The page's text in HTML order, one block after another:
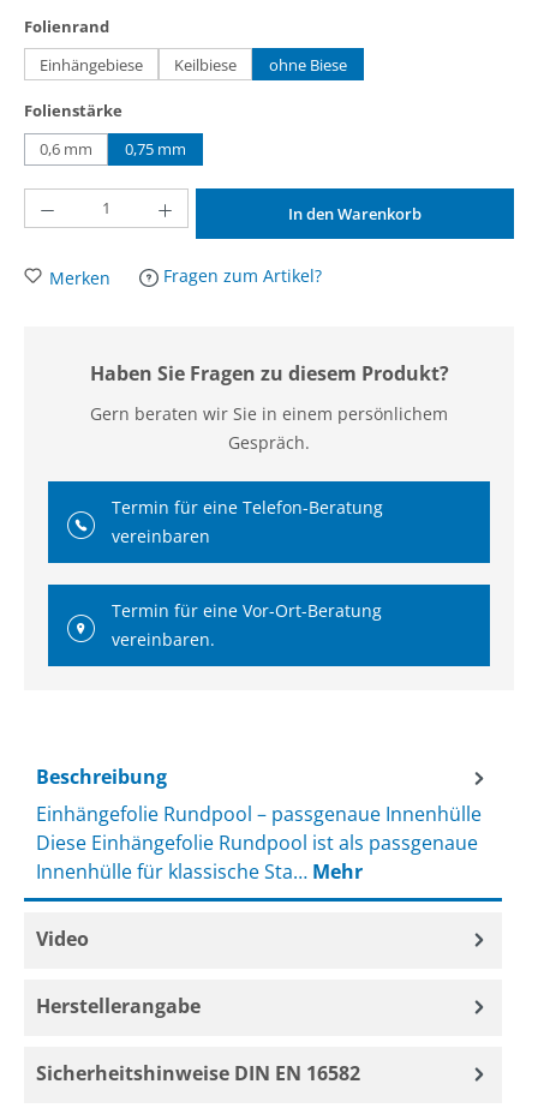
Folienrandauswählen
Einhängebiese
Keilbiese ohne Biese
Folienstärke
0,6 mm(Diese Option ist zurzeit nicht verfügbar.)
0,75 mm
Produkt Anzahl: Gib den gewünschten Wert ein oder benutze die Schaltflächen
In den Warenkorb
Merken Fragen zum Artikel?
Haben Sie Fragen zu diesem Produkt?
Gern beraten wir Sie in einem persönlichem
Gespräch.
Termin für eine Telefon-Beratung
vereinbaren
Termin für eine Vor-Ort-Beratung
vereinbaren.
Beschreibung
Einhängefolie Rundpool – passgenaue Innenhülle
Diese Einhängefolie Rundpool ist als passgenaue
Innenhülle für klassische Sta… Mehr
Video
Herstellerangabe
Sicherheitshinweise DIN EN 16582